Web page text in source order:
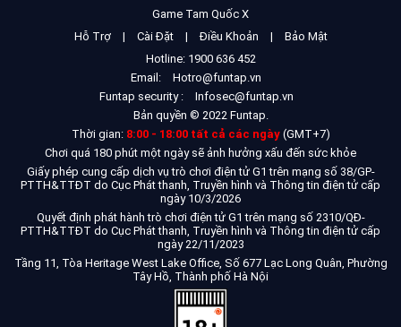
Game Tam Quốc X
Hỗ Trợ
| Cài Đặt | Điều Khoản |
Bảo Mật
Hotline: 1900 636 452
Email:
Hotro@funtap.vn
Funtap security :
Infosec@funtap.vn
Bản quyền © 2022 Funtap.
Thời gian: 8:00 - 18:00 tất cả các ngày(GMT+7)
Chơi quá 180 phút một ngày sẽ ảnh hưởng xấu đến sức khỏe
Giấy phép cung cấp dịch vụ trò chơi điện tử G1 trên mạng số 38/GP-
PTTH&TTĐT do Cục Phát thanh, Truyền hình và Thông tin điện tử cấp
ngày 10/3/2026
Quyết định phát hành trò chơi điện tử G1 trên mạng số 2310/QĐ-
PTTH&TTĐT do Cục Phát thanh, Truyền hình và Thông tin điện tử cấp
ngày 22/11/2023
Tầng 11, Tòa Heritage West Lake Office, Số 677 Lạc Long Quân, Phường
Tây Hồ, Thành phố Hà Nội